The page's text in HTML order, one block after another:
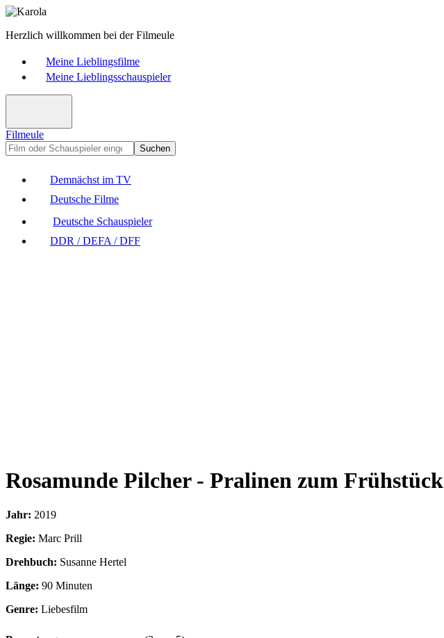
Herzlich willkommen bei der Filmeule
Meine Lieblingsfilme
Meine Lieblingsschauspieler
Filmeule
Suchen
Demnächst im TV
Deutsche Filme
Deutsche Schauspieler
DDR / DEFA / DFF
Rosamunde Pilcher - Pralinen zum Frühstück
Jahr: 2019
Regie: Marc Prill
Drehbuch: Susanne Hertel
Länge: 90 Minuten
Genre: Liebesfilm